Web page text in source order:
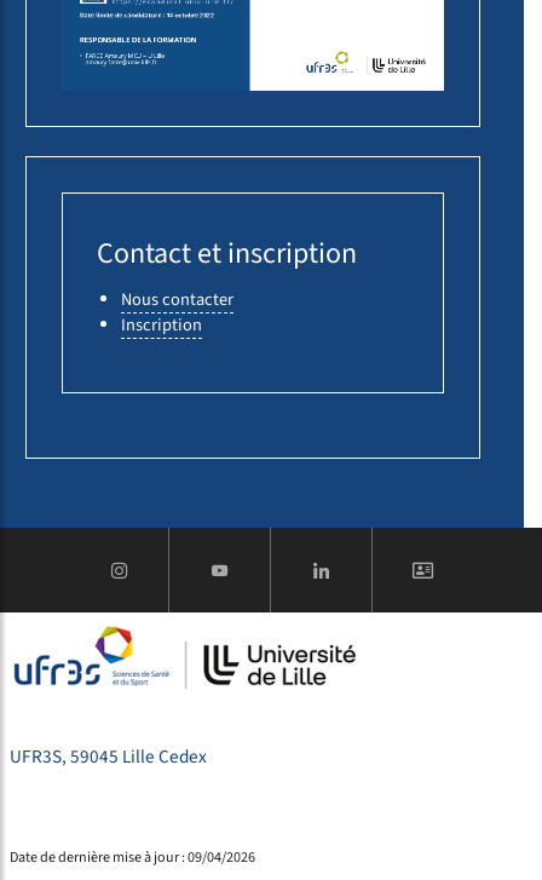
Contact et inscription
Nous contacter
Inscription
UFR3S, 59045 Lille Cedex
Date de dernière mise à jour : 09/04/2026